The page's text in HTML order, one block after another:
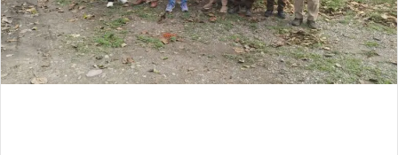
i
l